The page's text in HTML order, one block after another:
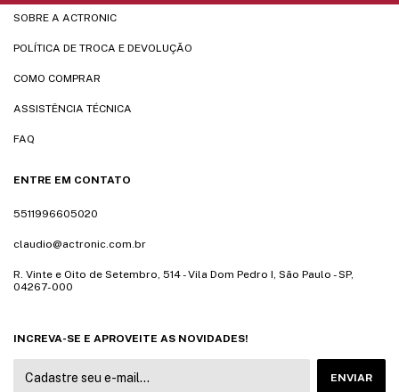
SOBRE A ACTRONIC
POLÍTICA DE TROCA E DEVOLUÇÃO
COMO COMPRAR
ASSISTÊNCIA TÉCNICA
FAQ
ENTRE EM CONTATO
5511996605020
claudio@actronic.com.br
R. Vinte e Oito de Setembro, 514 - Vila Dom Pedro I, São Paulo - SP,
04267-000
INCREVA-SE E APROVEITE AS NOVIDADES!